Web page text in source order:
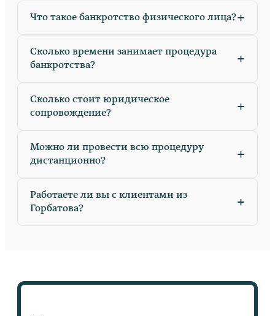
Что такое банкротство физического лица?+
Сколько времени занимает процедура
банкротства?
+
Сколько стоит юридическое
сопровождение?
+
Можно ли провести всю процедуру
дистанционно?
+
Работаете ли вы с клиентами из
Горбатова?
+